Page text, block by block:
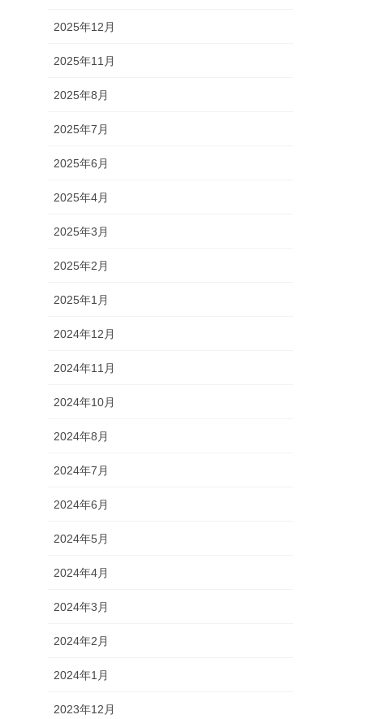
2025年12月
2025年11月
2025年8月
2025年7月
2025年6月
2025年4月
2025年3月
2025年2月
2025年1月
2024年12月
2024年11月
2024年10月
2024年8月
2024年7月
2024年6月
2024年5月
2024年4月
2024年3月
2024年2月
2024年1月
2023年12月